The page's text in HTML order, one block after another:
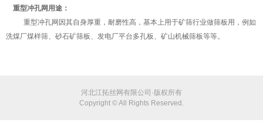
重型冲孔网用途：
重型冲孔网因其自身厚重，耐磨性高，基本上用于矿筛行业做筛板用，例如
洗煤厂煤样筛、砂石矿筛板、发电厂平台多孔板、矿山机械筛板等等。
河北江拓丝网有限公司·版权所有
Copyright © All Rights Reserved.